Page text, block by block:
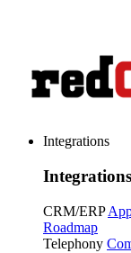
Integrations
Integrations
CRM/ERP
Roadmap
Telephony